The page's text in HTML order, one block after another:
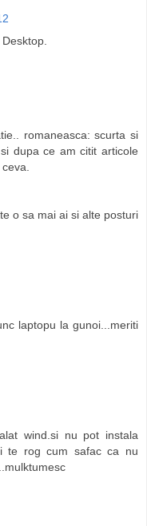
romaneasca: scurta si
dupa ce am citit articole
o sa mai ai si alte posturi
laptopu la gunoi...meriti
wind.si nu pot instala
te rog cum safac ca nu